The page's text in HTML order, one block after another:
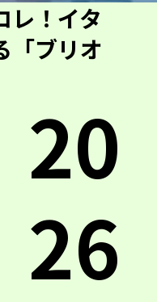
レ！イタ
「ブリオ
20
26